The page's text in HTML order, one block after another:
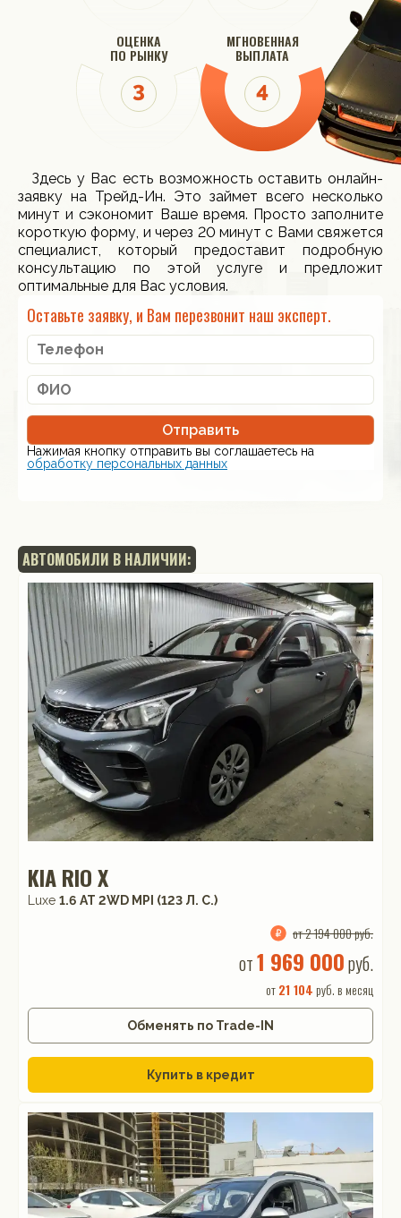
ОЦЕНКА
ПО РЫНКУ
МГНОВЕННАЯ
ВЫПЛАТА
Здесь у Вас есть возможность оставить онлайн-
заявку на Трейд-Ин. Это займет всего несколько
минут и сэкономит Ваше время. Просто заполните
короткую форму, и через 20 минут с Вами свяжется
специалист, который предоставит подробную
консультацию по этой услуге и предложит
оптимальные для Вас условия.
Оставьте заявку, и Вам перезвонит наш эксперт.
Отправить
Нажимая кнопку отправить вы соглашаетесь на
обработку персональных данных
АВТОМОБИЛИ В НАЛИЧИИ:
KIA RIO X
Luxe 1.6 АТ 2WD MPI (123 Л. C.)
от 2 194 000 руб.
от1 969 000руб.
от21 104 руб. в месяц
Обменять по Trade-IN
Купить в кредит